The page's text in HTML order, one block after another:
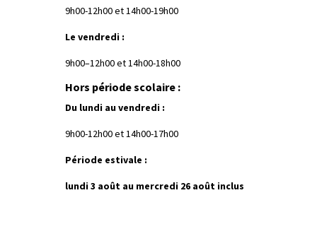
9h00-12h00 et14h00-19h00
Le vendredi :
9h00–12h00 et 14h00-18h00
Hors période scolaire :
Du lundi au vendredi :
9h00-12h00 et 14h00-17h00
Période estivale :
lundi 3 août au mercredi 26 août inclus